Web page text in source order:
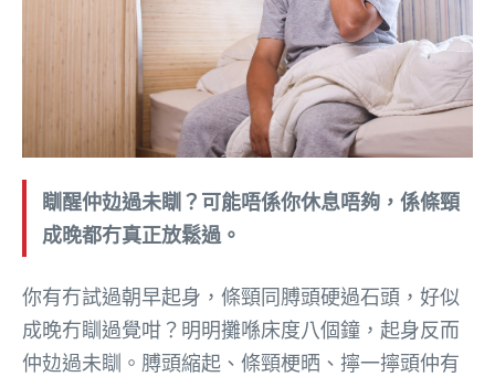
瞓醒仲攰過未瞓？可能唔係你休息唔夠，係條頸
成晚都冇真正放鬆過。
你有冇試過朝早起身，條頸同膊頭硬過石頭，好似
成晚冇瞓過覺咁？明明攤喺床度八個鐘，起身反而
仲攰過未瞓。膊頭縮起、條頸梗晒、擰一擰頭仲有